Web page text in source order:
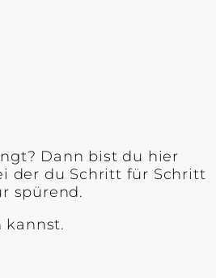
Dann bist du hier
der du Schritt für Schritt
spürend.
kannst.